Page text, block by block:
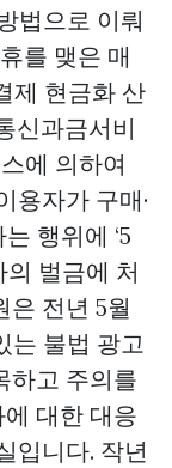
법으로 이뤄
를 맺은 매
제 현금화 산
신과금서비
에 의하여
용자가 구매·
행위에 ‘5
벌금에 처
은 전년 5월
는 불법 광고
하고 주의를
대한 대응
입니다. 작년